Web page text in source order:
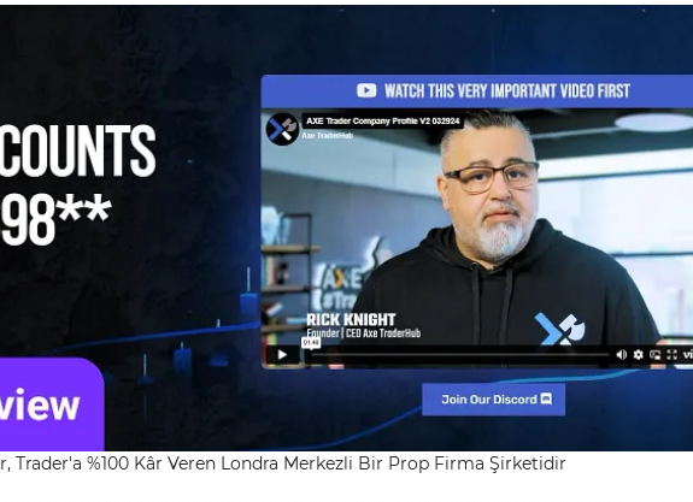
Trader'a %100 Kâr Veren Londra Merkezli Bir Prop Firma Şirketidir